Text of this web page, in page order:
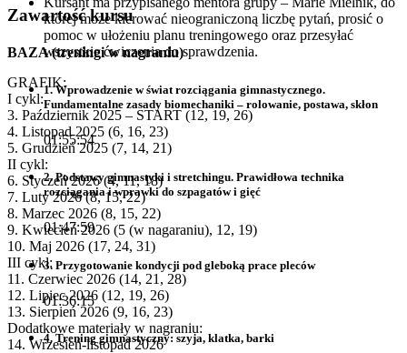
której może kierować nieograniczoną liczbę pytań, prosić o
pomoc w ułożeniu planu treningowego oraz przesyłać
wszystkie ćwiczenia do sprawdzenia.
GRAFIK:
I cykl:
3. Październik 2025 – START (12, 19, 26)
4. Listopad 2025 (6, 16, 23)
5. Grudzień 2025 (7, 14, 21)
II cykl:
6. Styczeń 2026 (4, 11, 18)
7. Luty 2026 (8, 15, 22)
8. Marzec 2026 (8, 15, 22)
9. Kwiecień 2026 (5 (w nagaraniu), 12, 19)
10. Maj 2026 (17, 24, 31)
III cykl:
11. Czerwiec 2026 (14, 21, 28)
12. Lipiec 2026 (12, 19, 26)
13. Sierpień 2026 (9, 16, 23)
Dodatkowe materiały w nagraniu:
14. Wrzesień-listopad 2026
Zawartość kursu
BAZA (treningi w nagraniu)
1. Wprowadzenie w świat rozciągania gimnastycznego.
Fundamentalne zasady biomechaniki – rolowanie, postawa, skłon
01:55:54
2. Podstawy gimnastyki i stretchingu. Prawidłowa technika
rozciągania i wprawki do szpagatów i gięć
01:47:59
3. Przygotowanie kondycji pod gleboką prace pleców
01:36:15
4. Trening gimnastyczny: szyja, klatka, barki